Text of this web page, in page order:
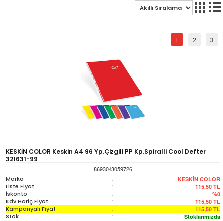
Oyuncak & Spor Gereçleri
Sözlük-Atlas
Yardımcı Kaynak Kitaplar
Ambalaj Ürünleri
1 2 3
KESKİN COLOR Keskin A4 96 Yp.Çizgili PP Kp.Spiralli Cool Defter
321631-99
8693043059726
Marka
: KESKİN COLOR
Liste Fiyat : 115,50 TL
İskonto : %0
Kdv Hariç Fiyat : 115,50 TL
Kampanyalı Fiyat : 115,50 TL
Stok : Stoklarımızda